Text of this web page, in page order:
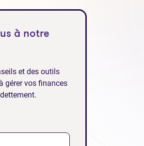
à notre
et des outils
gérer vos finances